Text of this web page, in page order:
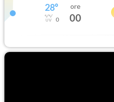
28°
0
ore
00